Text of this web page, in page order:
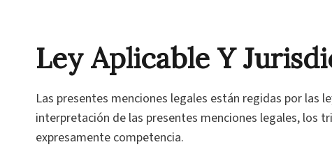
Ley Aplicable Y
Las presentes menciones legales están regidas por las
interpretación de las presentes menciones legales, los
expresamente competencia.